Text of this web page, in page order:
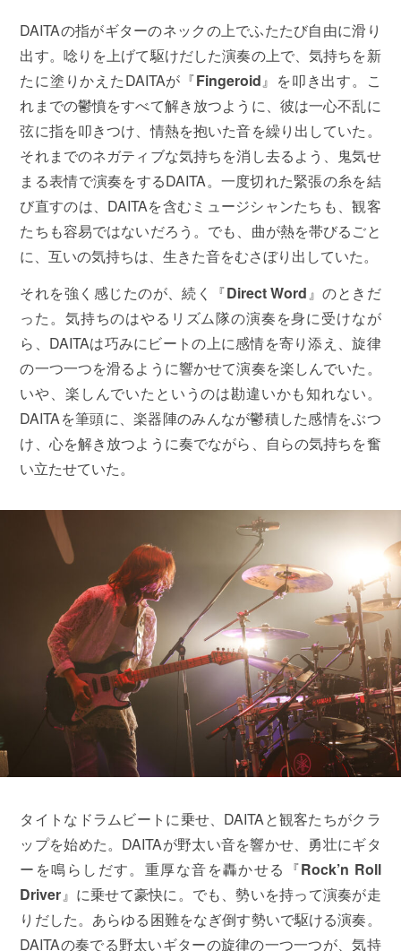
DAITAの指がギターのネックの上でふたたび自由に滑り
出す。唸りを上げて駆けだした演奏の上で、気持ちを新
たに塗りかえたDAITAが『Fingeroid』を叩き出す。こ
れまでの鬱憤をすべて解き放つように、彼は一心不乱に
弦に指を叩きつけ、情熱を抱いた音を繰り出していた。
それまでのネガティブな気持ちを消し去るよう、鬼気せ
まる表情で演奏をするDAITA。一度切れた緊張の糸を結
び直すのは、DAITAを含むミュージシャンたちも、観客
たちも容易ではないだろう。でも、曲が熱を帯びるごと
に、互いの気持ちは、生きた音をむさぼり出していた。
それを強く感じたのが、続く『Direct Word 』のときだ
った。気持ちのはやるリズム隊の演奏を身に受けなが
ら、DAITAは巧みにビートの上に感情を寄り添え、旋律
の一つ一つを滑るように響かせて演奏を楽しんでいた。
いや、楽しんでいたというのは勘違いかも知れない。
DAITAを筆頭に、楽器陣のみんなが鬱積した感情をぶつ
け、心を解き放つように奏でながら、自らの気持ちを奮
い立たせていた。
タイトなドラムビートに乗せ、DAITAと観客たちがクラ
ップを始めた。DAITAが野太い音を響かせ、勇壮にギタ
ーを鳴らしだす。重厚な音を轟かせる『Rock’n Roll
Driver 』に乗せて豪快に。でも、勢いを持って演奏が走
りだした。あらゆる困難をなぎ倒す勢いで駆ける演奏。
DAITAの奏でる野太いギターの旋律の一つ一つが、気持